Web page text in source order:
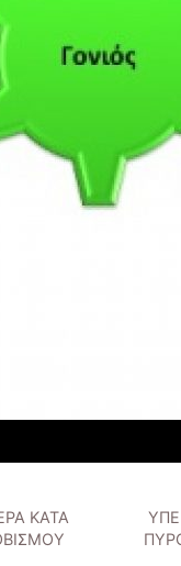
ΚΑΤΑ